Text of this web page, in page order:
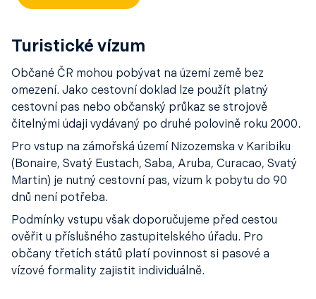
Turistické vízum
Občané ČR mohou pobývat na území země bez
omezení. Jako cestovní doklad lze použít platný
cestovní pas nebo občanský průkaz se strojově
čitelnými údaji vydávaný po druhé polovině roku 2000.
Pro vstup na zámořská území Nizozemska v Karibiku
(Bonaire, Svatý Eustach, Saba, Aruba, Curacao, Svatý
Martin) je nutný cestovní pas, vízum k pobytu do 90
dnů není potřeba.
Podmínky vstupu však doporučujeme před cestou
ověřit u příslušného zastupitelského úřadu. Pro
občany třetích států platí povinnost si pasové a
vízové formality zajistit individuálně.